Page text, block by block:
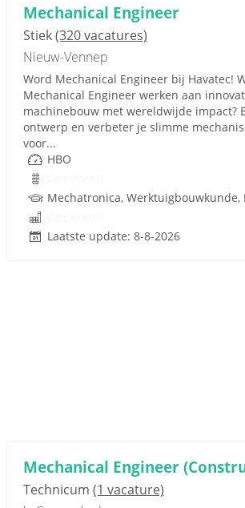
Mechanical Engineer
Stiek(320 vacatures)
Nieuw-Vennep
Word Mechanical Engineer bij Havatec!
Mechanical Engineer werken aan
machinebouw met wereldwijde impact?
ontwerp en verbeter je slimme
voor...
HBO
Laatste update: 8-8-2026
Mechanical Engineer
Technicum (1 vacature)